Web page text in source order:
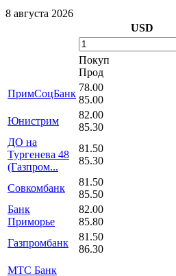
8 августа 2026
USD
Покуп
Прод
ПримСоцБанк
78.00
85.00
Юнистрим
82.00
85.30
ДО на
Тургенева 48
(Газпром...
81.50
85.30
Совкомбанк
81.50
85.50
Банк
Приморье
82.00
85.80
Газпромбанк
81.50
86.30
МТС Банк